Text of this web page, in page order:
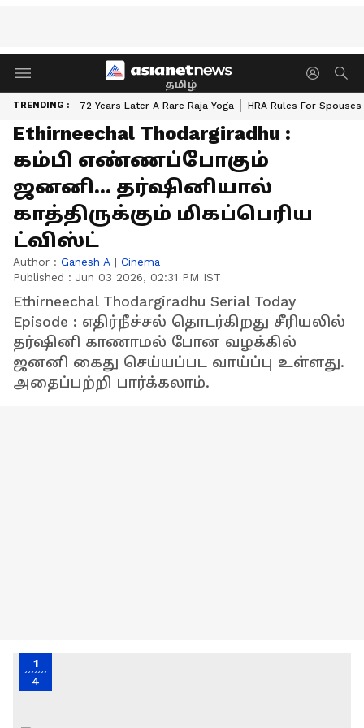
தமிழ்
TRENDING : 72 Years Later A Rare Raja Yoga HRA Rules For Spouses
Ethirneechal Thodargiradhu :
கம்பி எண்ணப்போகும்
ஜனனி... தர்ஷினியால்
காத்திருக்கும் மிகப்பெரிய
ட்விஸ்ட்
Author : Ganesh A | Cinema
Published : Jun 03 2026, 02:31 PM IST
Ethirneechal Thodargiradhu Serial Today
Episode : எதிர்நீச்சல் தொடர்கிறது சீரியலில்
தர்ஷினி காணாமல் போன வழக்கில்
ஜனனி கைது செய்யப்பட வாய்ப்பு உள்ளது.
அதைப்பற்றி பார்க்கலாம்.
1
4